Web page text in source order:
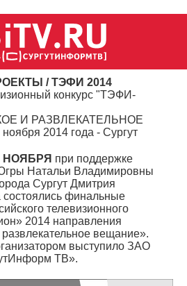
/ ТЭФИ 2014
конкурс "ТЭФИ-
И РАЗВЛЕКАТЕЛЬНОЕ
2014 года - Сургут
НОЯБРЯ при поддержке
Натальи Владимировны
Сургут Дмитрия
финальные
телевизионного
2014 направления
вещание».
выступило ЗАО
ТВ».